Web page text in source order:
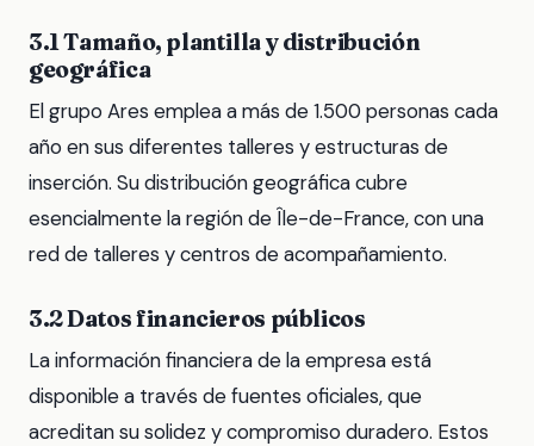
3.1 Tamaño, plantilla y distribución
geográfica
El grupo Ares emplea a más de 1.500 personas cada
año en sus diferentes talleres y estructuras de
inserción. Su distribución geográfica cubre
esencialmente la región de Île-de-France, con una
red de talleres y centros de acompañamiento.
3.2 Datos financieros públicos
La información financiera de la empresa está
disponible a través de fuentes oficiales, que
acreditan su solidez y compromiso duradero. Estos